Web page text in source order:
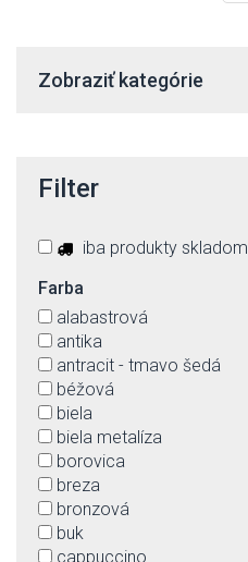
Zobraziť kategórie
Filter
iba produkty skladom
Farba
alabastrová
antika
antracit - tmavo šedá
béžová
biela
biela metalíza
borovica
breza
bronzová
buk
cappuccino